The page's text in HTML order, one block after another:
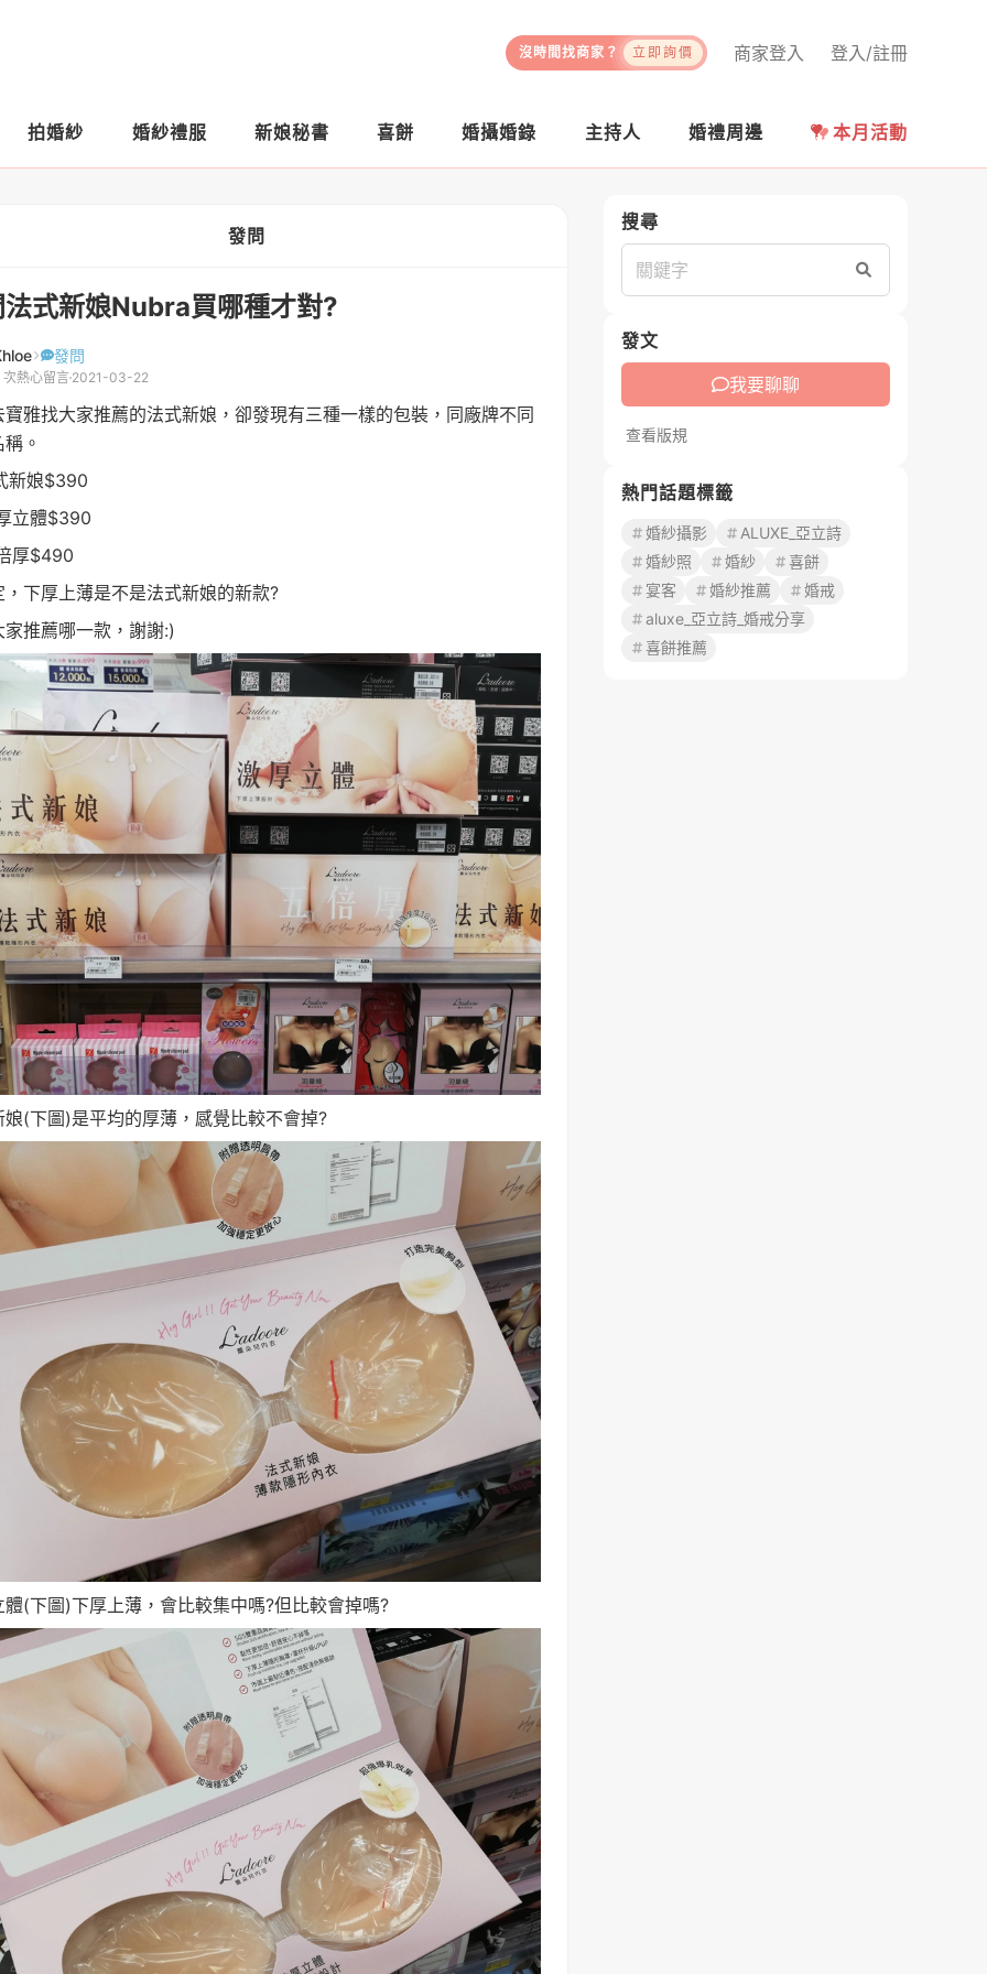
登入/註冊
商家登入
沒時間找商家？ 立即詢價
拍婚紗 婚紗禮服 新娘秘書 喜餅 婚攝婚錄 主持人 婚禮周邊 本月活動
發問
式新娘Nubra買哪種才對?
發問
次熱心留言 2021-03-22
寶雅找大家推薦的法式新娘，卻發現有三種一樣的包裝，同廠牌不同
。
新娘$390
立體$390
厚$490
，下厚上薄是不是法式新娘的新款?
家推薦哪一款，謝謝:)
娘(下圖)是平均的厚薄，感覺比較不會掉?
體(下圖)下厚上薄，會比較集中嗎?但比較會掉嗎?
搜尋
搜尋
發文
我要聊聊
查看版規
熱門話題標籤
婚紗攝影
ALUXE_亞立詩
婚紗照
婚紗
喜餅
宴客
婚紗推薦
婚戒
aluxe_亞立詩_婚戒分享
喜餅推薦